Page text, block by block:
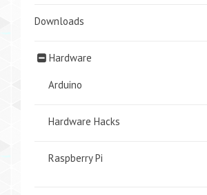
Downloads
Hardware
Arduino
Hardware Hacks
Raspberry Pi